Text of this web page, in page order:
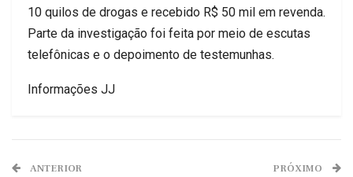
10 quilos de drogas e recebido R$ 50 mil em revenda.
Parte da investigação foi feita por meio de escutas
telefônicas e o depoimento de testemunhas.
Informações JJ
ANTERIOR PRÓXIMO